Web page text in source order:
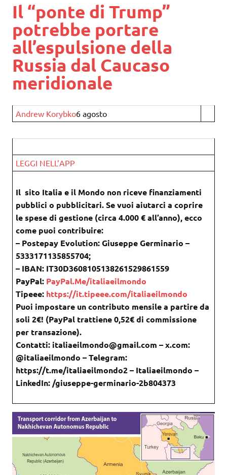
Il “ponte di Trump”
potrebbe portare
all’espulsione della
Russia dal Caucaso
meridionale
Andrew Korybko6 agosto
LEGGI NELL’APP
Il sito Italia e il Mondo non riceve finanziamenti
pubblici o pubblicitari. Se vuoi aiutarci a coprire
le spese di gestione (circa 4.000 € all’anno), ecco
come puoi contribuire:
– Postepay Evolution: Giuseppe Germinario –
5333171135855704;
– IBAN: IT30D3608105138261529861559
PayPal: PayPal.Me/italiaeilmondo
Tipeee: https://it.tipeee.com/italiaeilmondo
Puoi impostare un contributo mensile a partire da
soli 2€! (PayPal trattiene 0,52€ di commissione
per transazione).
Contatti: italiaeilmondo@gmail.com – x.com:
@italiaeilmondo – Telegram:
https://t.me/italiaeilmondo2 – Italiaeilmondo –
LinkedIn: /giuseppe-germinario-2b804373